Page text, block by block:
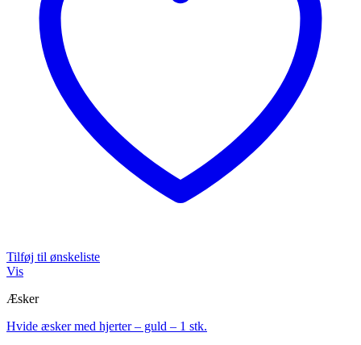
Tilføj til ønskeliste
Vis
Æsker
Hvide æsker med hjerter – guld – 1 stk.